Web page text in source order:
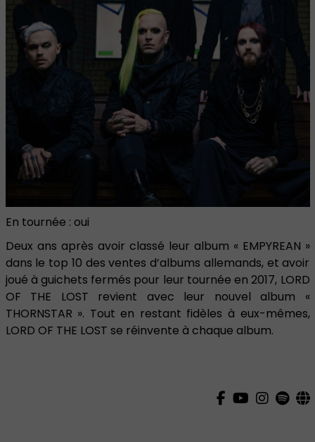
En tournée : oui
Deux ans après avoir classé leur album « EMPYREAN »
dans le top 10 des ventes d’albums allemands, et avoir
joué à guichets fermés pour leur tournée en 2017, LORD
OF THE LOST revient avec leur nouvel album «
THORNSTAR ». Tout en restant fidèles à eux-mêmes,
LORD OF THE LOST se réinvente à chaque album.